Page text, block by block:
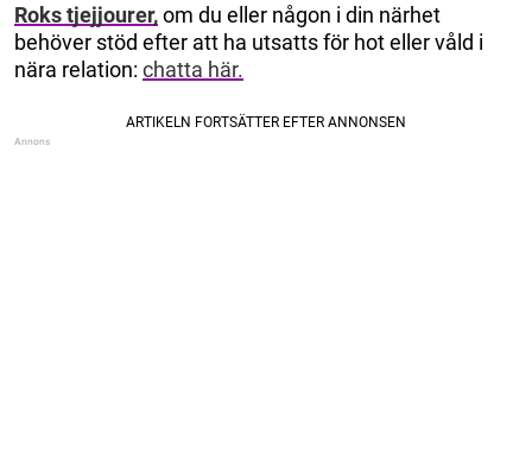
Roks tjejjourer,om du eller någon i din närhet
behöver stöd efter att ha utsatts för hot eller våld i
nära relation: chatta här.